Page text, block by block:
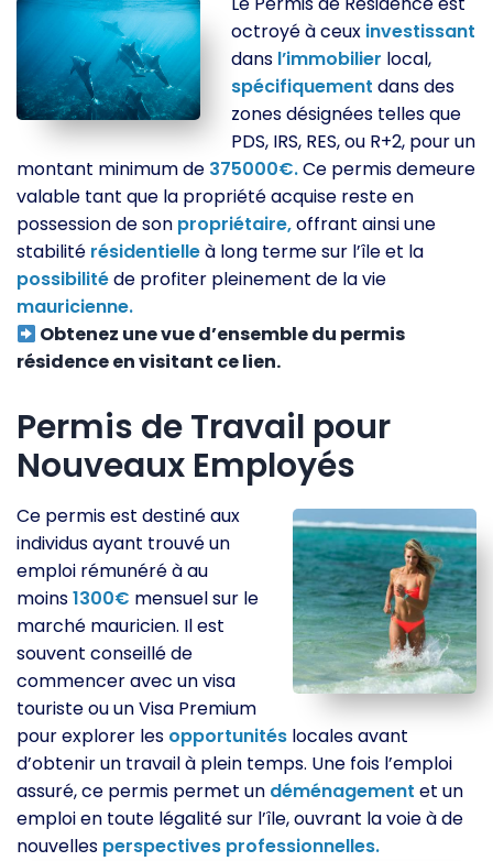
octroyé à ceux investissant
dans l’immobilier local,
spécifiquement dans des
zones désignées telles que
PDS, IRS, RES, ou R+2, pour un
montant minimum de 375000€.Ce permis demeure
valable tant que la propriété acquise reste en
possession de son propriétaire,offrant ainsi une
stabilité résidentielleà long terme sur l’île et la
possibilitéde profiter pleinement de la vie
mauricienne.
Obtenez une vue d’ensemble du permis
résidence en visitant ce lien.
Permis de Travail pour
Nouveaux Employés
Ce permis est destiné aux
individus ayant trouvé un
emploi rémunéré à au
moins1300€ mensuel sur le
marché mauricien. Il est
souvent conseillé de
commencer avec un visa
touriste ou un Visa Premium
pour explorer les opportunités locales avant
d’obtenir un travail à plein temps. Une fois l’emploi
assuré, ce permis permet un déménagement et un
emploi en toute légalité sur l’île, ouvrant la voie à de
nouvelles perspectives professionnelles.